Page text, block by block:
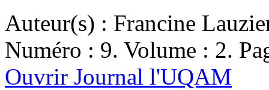
Auteur(s) : Francine
Numéro : 9. Volume : 2.
Ouvrir Journal l'UQAM